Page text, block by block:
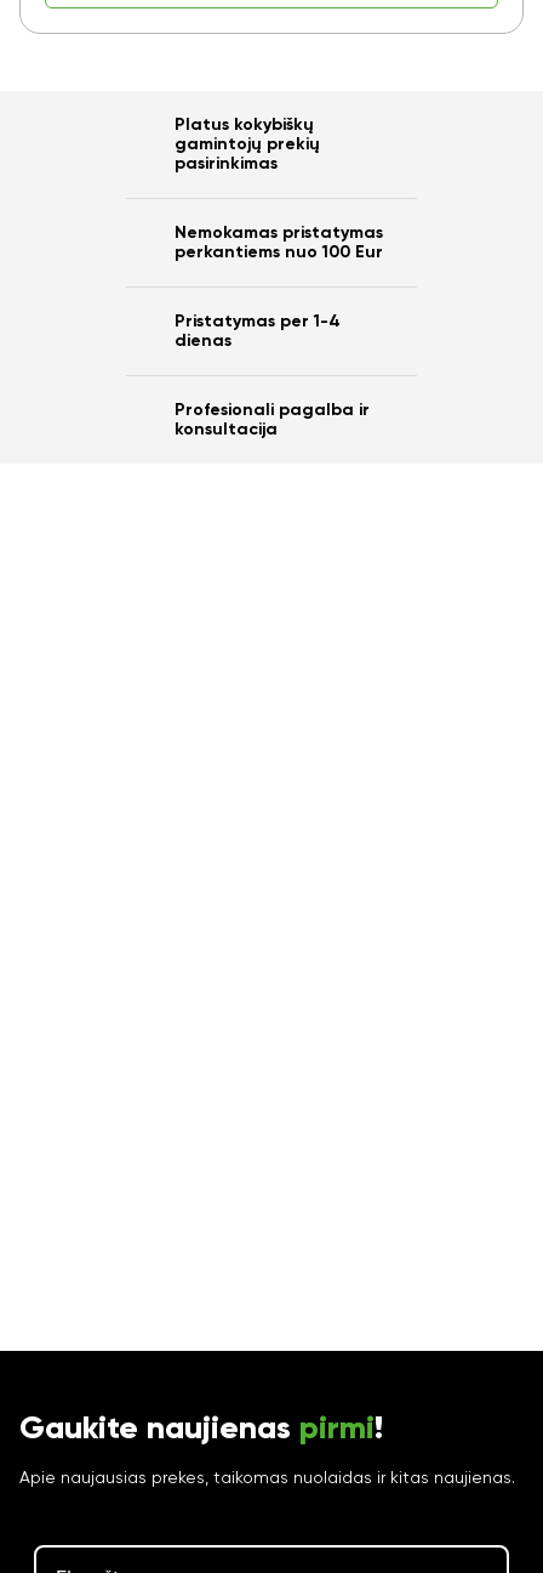
Platus kokybiškų
gamintojų prekių
pasirinkimas
Nemokamas pristatymas
perkantiems nuo 100 Eur
Pristatymas per 1-4
dienas
Profesionali pagalba ir
konsultacija
Gaukite naujienas pirmi!
Apie naujausias prekes, taikomas nuolaidas ir kitas naujienas.